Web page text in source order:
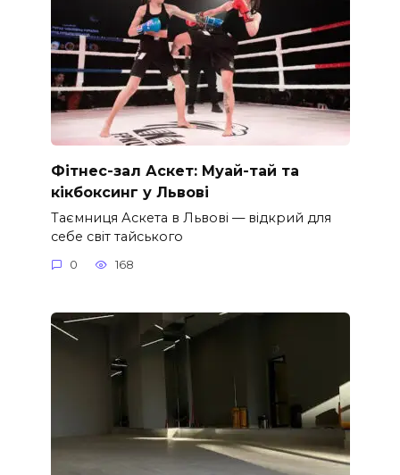
Фітнес-зал Аскет: Муай-тай та
кікбоксинг у Львові
Таємниця Аскета в Львові — відкрий для
себе світ тайського
0 168